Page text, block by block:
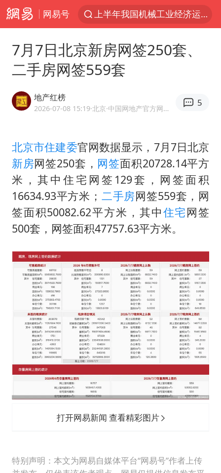
网易号
上半年我国机械工业经济运行稳中有进
台风“白海豚”体型变大！环流面积接近13个浙江那么大
泰国校园枪击案死亡人数升至7人
四川宜宾市高县发生4.9级地震
“立秋的第一杯奶茶”又爆单了
国防部：中国军队坚决反制任何闹海挑衅图谋
台湾海峡南口北上船舶实施交通管制
瑞众保险员工爆料公司违规行为
向鹏0-3不敌张本智和
命案逃犯躲进深山21年活得像野人
Meta重新支棱起来了吗
东方之约 相约未来
7月7日北京新房网签250套、
二手房网签559套
地产红榜
2026-07-08 15:19·北京 ·中国网地产官方网易号
5
北京市住建委官网数据显示，7月7日北京
新房网签250套， 网签面积20728.14平方
米，其中住宅网签129套，网签面积
16634.93平方米； 二手房网签559套，网
签面积50082.62平方米，其中住宅网签
500套，网签面积47757.63平方米。
打开网易新闻 查看精彩图片
特别声明：本文为网易自媒体平台“网易号”作者上传